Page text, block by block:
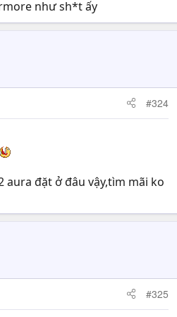
như sh*t ấy
#324
aura đặt ở đâu vậy,tìm mãi ko
#325